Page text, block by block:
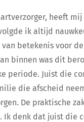
heeft
ik altijd
van betekenis voor
binnen was dit
periode. Juist die
die afscheid
De praktische
Ik denk dat juist die